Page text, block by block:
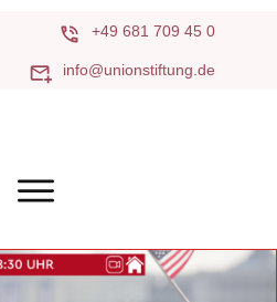
+49 681 709 45 0
info@unionstiftung.de